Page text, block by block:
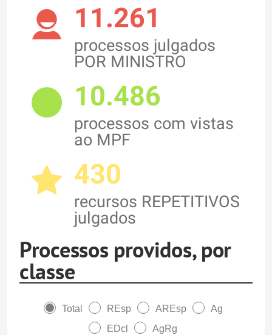
11.261
processos julgados
POR MINISTRO
10.486
processos com vistas
ao MPF
430
recursos REPETITIVOS
julgados
Processos providos, por
classe
Total REsp AREsp
Ag
EDcl
AgRg